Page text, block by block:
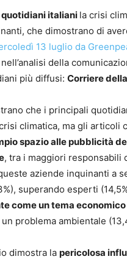
quotidiani italiani la crisi
che dimostrano di
13 luglio da
della
più diffusi: Corriere
che i principali
climatica, ma gli articoli
spazio alle pubblicità
, tra i maggiori responsabili
aziende inquinanti a
superando esperti
come un tema
problema ambientale
dimostra la pericolosa